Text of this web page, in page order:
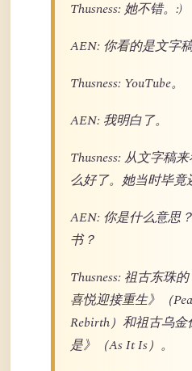
Thusness: 她不错。:)
AEN: 你看的是文字
Thusness: YouTube。
AEN: 我明白了。
Thusness: 从文字稿
么好了。她当时毕竟
AEN: 你是什么意思
书？
Thusness: 祖古东珠
喜悦迎接重生》（
Rebirth）和祖古乌
是》（As It Is）。